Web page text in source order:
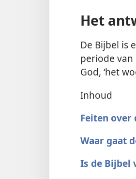
Het
De Bijbel is
periode van
God, ‘het
Inhoud
Feiten over
Waar gaat
Is de Bijbel